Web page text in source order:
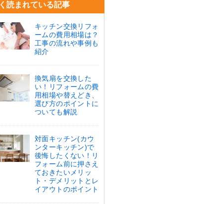
読まれている記事
キッチン交換リフォ
ームの費用相場は？
工事の流れや事例も
紹介
換気扇を交換した
い！リフォームの費
用相場や替えどき、
選び方のポイントに
ついても解説
対面キッチン(カウ
ンターキッチン)で
後悔したくない！リ
フォーム前に押さえ
ておきたいメリッ
ト・デメリットとレ
イアウトのポイント